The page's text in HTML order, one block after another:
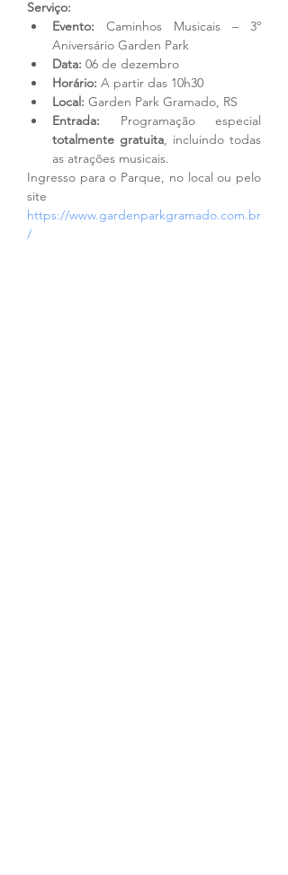
Serviço:
Evento: Caminhos Musicais – 3º
Aniversário Garden Park
Data: 06 de dezembro
Horário: A partir das 10h30
Local: Garden Park Gramado, RS
Entrada:
totalmente gratuita, incluindo todas
as atrações musicais.
Ingresso para o Parque, no local ou pelo
https://www.gardenparkgramado.com.br
/